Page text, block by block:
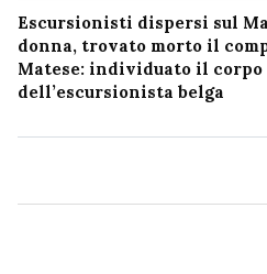
Escursionisti dispersi sul
donna, trovato morto il
Matese: individuato il corpo
dell’escursionista belga